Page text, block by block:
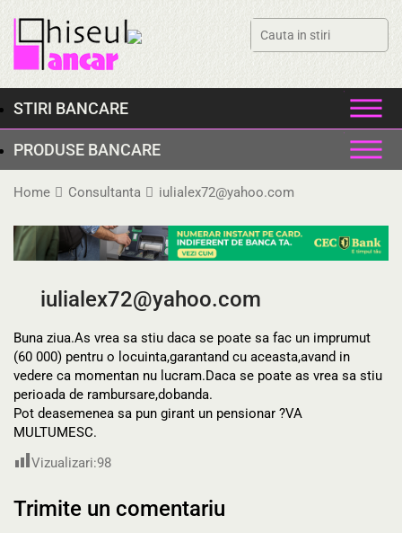
content
STIRI BANCARE
PRODUSE BANCARE
Home Consultanta iulialex72@yahoo.com
iulialex72@yahoo.com
Buna ziua.As vrea sa stiu daca se poate sa fac un imprumut
(60 000) pentru o locuinta,garantand cu aceasta,avand in
vedere ca momentan nu lucram.Daca se poate as vrea sa stiu
perioada de rambursare,dobanda.
Pot deasemenea sa pun girant un pensionar ?VA
MULTUMESC.
Vizualizari:98
Trimite un comentariu